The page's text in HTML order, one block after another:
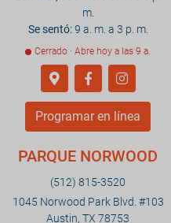
m.
Se sentó:9 a. m. a 3 p. m.
Cerrado · Abre hoy a las 9 a.
Programar en línea
PARQUE NORWOOD
(512) 815-3520
1045 Norwood Park Blvd. #103
Austin, TX 78753